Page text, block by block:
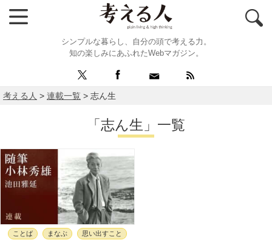
シンプルな暮らし、自分の頭で考える力。
知の楽しみにあふれたWebマガジン。
考える人 > 連載一覧 > 志ん生
「志ん生」一覧
ことば まなぶ
思い出すこと